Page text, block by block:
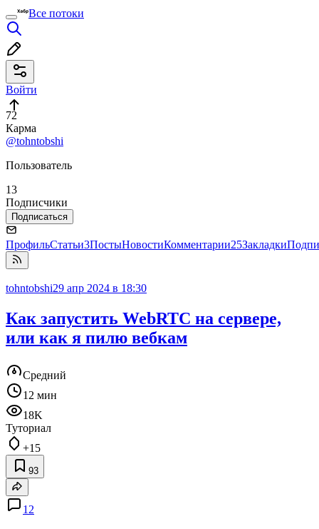
Все потоки
Войти
72
Карма
@tohntobshi
Пользователь
13
Подписчики
Подписаться
ПрофильСтатьи3ПостыНовостиКомментарии25Закладки
tohntobshi29 апр 2024 в 18:30
Как запустить WebRTC на сервере,
или как я пилю вебкам
Средний
12 мин
18K
Туториал
+15
93
12